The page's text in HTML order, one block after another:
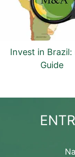
Invest in Brazil:
Guide